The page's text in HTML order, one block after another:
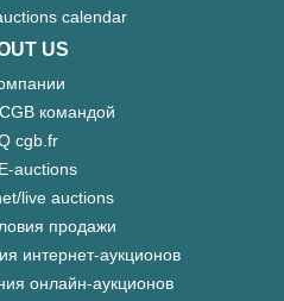
calendar
US
командой
cgb.fr
auctions
live auctions
продажи
интернет-аукционов
онлайн-аукционов